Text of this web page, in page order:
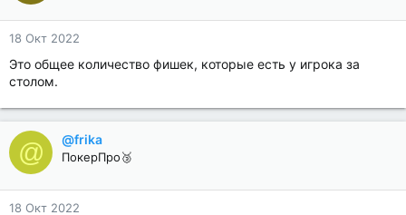
18 Окт 2022
Это общее количество фишек, которые есть у игрока за
столом.
@ @frika
ПокерПро🥉
18 Окт 2022